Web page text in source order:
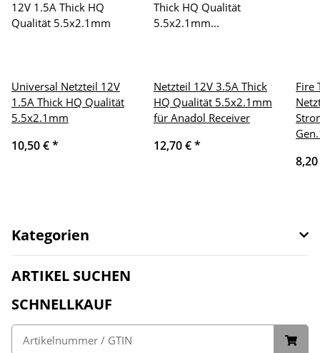
Universal Netzteil 12V
1.5A Thick HQ Qualität
5.5x2.1mm
10,50 €*
Netzteil 12V 3.5A Thick
HQ Qualität 5.5x2.1mm
für Anadol Receiver
12,70 €*
Fire
Kategorien
ARTIKEL SUCHEN
SCHNELLKAUF